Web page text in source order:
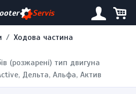
Servis
Ходова частина
(розжарені) тип двигуна
Дельта, Альфа, Актив